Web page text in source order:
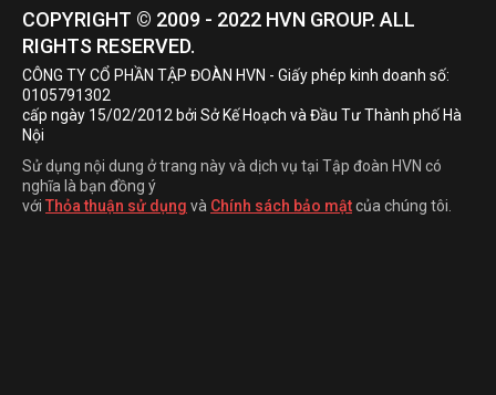
COPYRIGHT © 2009 - 2022 HVN GROUP. ALL
RIGHTS RESERVED.
CÔNG TY CỔ PHẦN TẬP ĐOÀN HVN - Giấy phép kinh doanh số:
0105791302
cấp ngày 15/02/2012 bởi Sở Kế Hoạch và Đầu Tư Thành phố Hà
Nội
Sử dụng nội dung ở trang này và dịch vụ tại Tập đoàn HVN có
nghĩa là bạn đồng ý
với Thỏa thuận sử dụng và Chính sách bảo mậtcủa chúng tôi.